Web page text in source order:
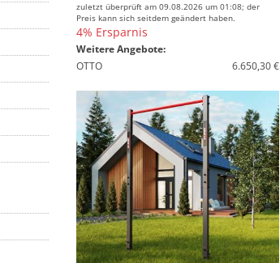
zuletzt überprüft am 09.08.2026 um 01:08; der
Preis kann sich seitdem geändert haben.
4% Ersparnis
Weitere Angebote:
OTTO
6.650,30 €